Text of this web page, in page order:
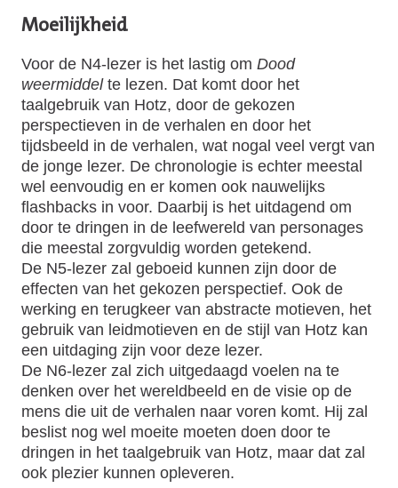
Moeilijkheid
Voor de N4-lezer is het lastig om Dood
weermiddel te lezen. Dat komt door het
taalgebruik van Hotz, door de gekozen
perspectieven in de verhalen en door het
tijdsbeeld in de verhalen, wat nogal veel vergt van
de jonge lezer. De chronologie is echter meestal
wel eenvoudig en er komen ook nauwelijks
flashbacks in voor. Daarbij is het uitdagend om
door te dringen in de leefwereld van personages
die meestal zorgvuldig worden getekend.
De N5-lezer zal geboeid kunnen zijn door de
effecten van het gekozen perspectief. Ook de
werking en terugkeer van abstracte motieven, het
gebruik van leidmotieven en de stijl van Hotz kan
een uitdaging zijn voor deze lezer.
De N6-lezer zal zich uitgedaagd voelen na te
denken over het wereldbeeld en de visie op de
mens die uit de verhalen naar voren komt. Hij zal
beslist nog wel moeite moeten doen door te
dringen in het taalgebruik van Hotz, maar dat zal
ook plezier kunnen opleveren.